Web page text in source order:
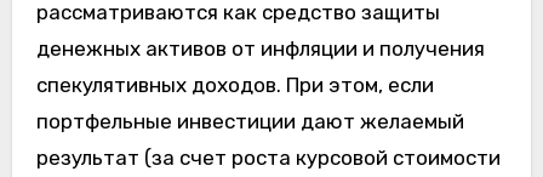
рассматриваются как средство защиты
денежных активов от инфляции и получения
спекулятивных доходов. При этом, если
портфельные инвестиции дают желаемый
результат (за счет роста курсовой стоимости